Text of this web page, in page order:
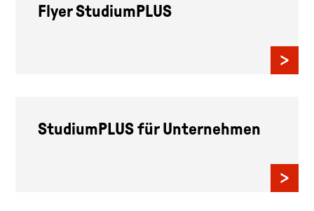
Flyer StudiumPLUS
StudiumPLUS für Unternehmen